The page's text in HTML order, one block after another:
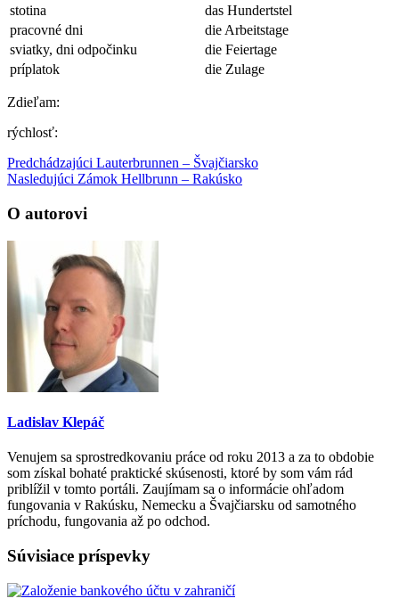
stotina
das Hundertstel
pracovné dni
die Arbeitstage
sviatky, dni odpočinku
die Feiertage
príplatok
die Zulage
Zdieľam:
rýchlosť:
Predchádzajúci Lauterbrunnen – Švajčiarsko
Nasledujúci Zámok Hellbrunn – Rakúsko
O autorovi
Ladislav Klepáč
Venujem sa sprostredkovaniu práce od roku 2013 a za to obdobie
som získal bohaté praktické skúsenosti, ktoré by som vám rád
priblížil v tomto portáli. Zaujímam sa o informácie ohľadom
fungovania v Rakúsku, Nemecku a Švajčiarsku od samotného
príchodu, fungovania až po odchod.
Súvisiace príspevky